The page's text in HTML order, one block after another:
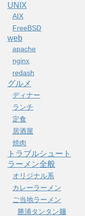
UNIX
AIX
FreeBSD
web
apache
nginx
redash
グルメ
ディナー
ランチ
定食
居酒屋
焼肉
トラブルシュート
ラーメン全般
オリジナル系
カレーラーメン
ご当地ラーメン
勝浦タンタン麺